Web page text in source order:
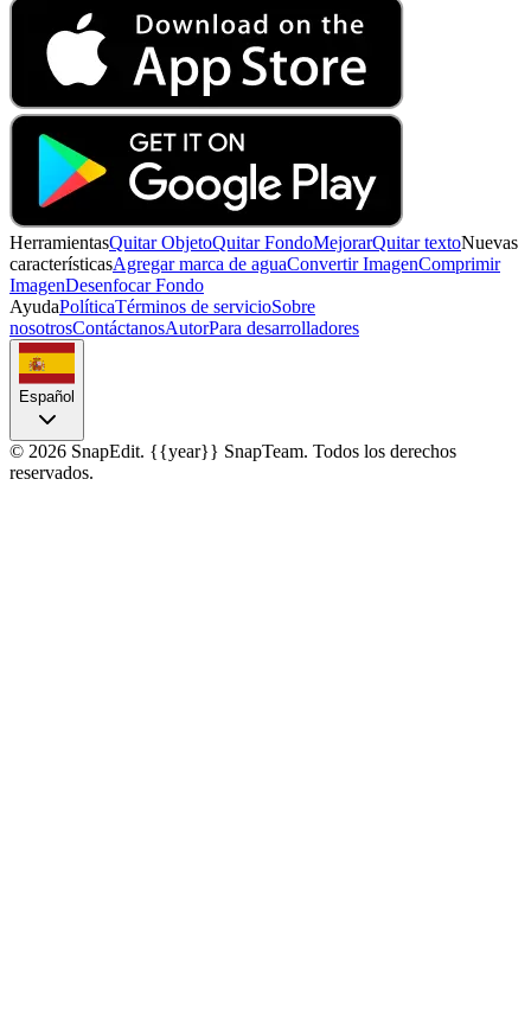
HerramientasQuitar ObjetoQuitar FondoMejorarQuitar textoNuevas
característicasAgregar marca de aguaConvertir ImagenComprimir
ImagenDesenfocar Fondo
AyudaPolíticaTérminos de servicioSobre
nosotrosContáctanosAutorPara desarrolladores
Español
© 2026 SnapEdit. {{year}} SnapTeam. Todos los derechos
reservados.